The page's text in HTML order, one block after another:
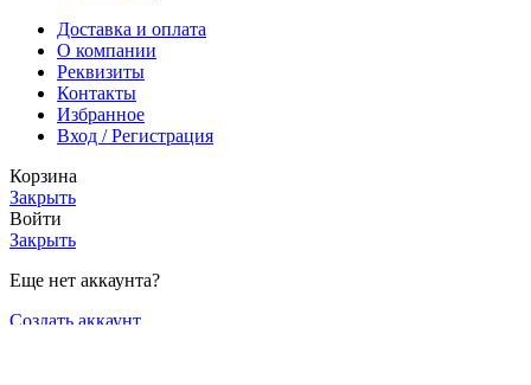
Доставка и оплата
О компании
Реквизиты
Контакты
Избранное
Вход / Регистрация
Корзина
Закрыть
Войти
Закрыть
Еще нет аккаунта?
Создать аккаунт